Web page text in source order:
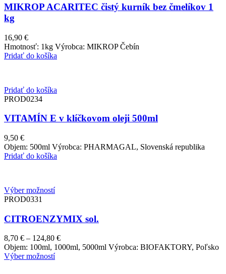
MIKROP ACARITEC čistý kurník bez čmelíkov 1
kg
16,90 €
Hmotnosť: 1kg Výrobca: MIKROP Čebín
Pridať do košíka
Pridať do košíka
PROD0234
VITAMÍN E v klíčkovom oleji 500ml
9,50 €
Objem: 500ml Výrobca: PHARMAGAL, Slovenská republika
Pridať do košíka
Výber možností
PROD0331
CITROENZYMIX sol.
8,70 € – 124,80 €Price
range:
Objem: 100ml, 1000ml, 5000ml Výrobca: BIOFAKTORY, Poľsko
Výber možností